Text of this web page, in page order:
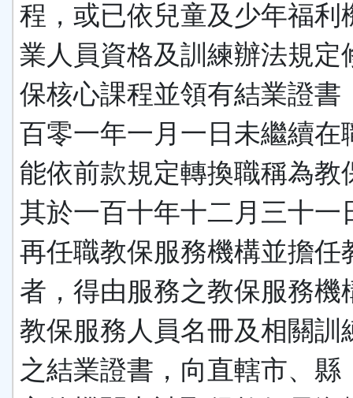
程，或已依兒童及少年福利
業人員資格及訓練辦法規定
保核心課程並領有結業證書
百零一年一月一日未繼續在
能依前款規定轉換職稱為教
其於一百十年十二月三十一
再任職教保服務機構並擔任
者，得由服務之教保服務機
教保服務人員名冊及相關訓
之結業證書，向直轄市、縣